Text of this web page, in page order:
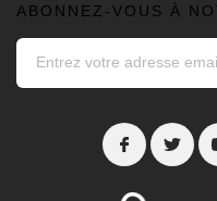
ABONNEZ-VOUS À